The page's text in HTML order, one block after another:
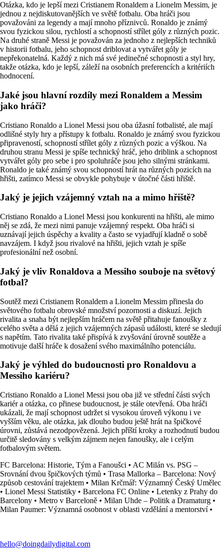
Otázka, kdo je lepší mezi Cristianem Ronaldem a Lionelm Messim, je
jednou z nejdiskutovanějších ve světě fotbalu. Oba hráči jsou
považováni za legendy a mají mnoho příznivců. Ronaldo je známý
svou fyzickou silou, rychlostí a schopností střílet góly z různých pozic.
Na druhé straně Messi je považován za jednoho z nejlepších techniků
v historii fotbalu, jeho schopnost driblovat a vytvářet góly je
nepřekonatelná. Každý z nich má své jedinečné schopnosti a styl hry,
takže otázka, kdo je lepší, záleží na osobních preferencích a kritériích
hodnocení.
Jaké jsou hlavní rozdíly mezi Ronaldem a Messim
jako hráči?
Cristiano Ronaldo a Lionel Messi jsou oba úžasní fotbalisté, ale mají
odlišné styly hry a přístupy k fotbalu. Ronaldo je známý svou fyzickou
připraveností, schopností střílet góly z různých pozic a výškou. Na
druhou stranu Messi je spíše technický hráč, jeho driblink a schopnost
vytvářet góly pro sebe i pro spoluhráče jsou jeho silnými stránkami.
Ronaldo je také známý svou schopností hrát na různých pozicích na
hřišti, zatímco Messi se obvykle pohybuje v útočné části hřiště.
Jaký je jejich vzájemný vztah na a mimo hřiště?
Cristiano Ronaldo a Lionel Messi jsou konkurenti na hřišti, ale mimo
něj se zdá, že mezi nimi panuje vzájemný respekt. Oba hráči si
uznávají jejich úspěchy a kvality a často se vyjadřují kladně o sobě
navzájem. I když jsou rivalové na hřišti, jejich vztah je spíše
profesionální než osobní.
Jaký je vliv Ronaldova a Messiho souboje na světový
fotbal?
Soutěž mezi Cristianem Ronaldem a Lionelm Messim přinesla do
světového fotbalu obrovské množství pozornosti a diskuzí. Jejich
rivalita a snaha být nejlepším hráčem na světě přitahuje fanoušky z
celého světa a dělá z jejich vzájemných zápasů události, které se sledují
s napětím. Tato rivalita také přispívá k zvyšování úrovně soutěže a
motivuje další hráče k dosažení svého maximálního potenciálu.
Jaký je výhled do budoucnosti pro Ronaldovu a
Messiho kariéru?
Cristiano Ronaldo a Lionel Messi jsou oba již ve střední části svých
kariér a otázka, co přinese budoucnost, je stále otevřená. Oba hráči
ukázali, že mají schopnost udržet si vysokou úroveň výkonu i ve
vyšším věku, ale otázka, jak dlouho budou ještě hrát na špičkové
úrovni, zůstává nezodpovězená. Jejich příští kroky a rozhodnutí budou
určitě sledovány s velkým zájmem nejen fanoušky, ale i celým
fotbalovým světem.
FC Barcelona: Historie, Tým a Fanoušci • AC Milán vs. PSG –
Srovnání dvou špičkových týmů • Trasa Mallorka – Barcelona: Nový
způsob cestování trajektem • Milan Krčmář: Významný Český Umělec
• Lionel Messi Statistiky • Barcelona FC Online • Letenky z Prahy do
Barcelony • Metro v Barceloně • Milan Uhde – Politik a Dramaturg •
Milan Paumer: Významná osobnost v oblasti vzdělání a mentorství•
hello@doingdailydigital.com